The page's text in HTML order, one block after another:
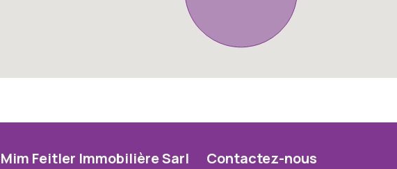
Mim Feitler ImmobilièreSarl Contactez-nous